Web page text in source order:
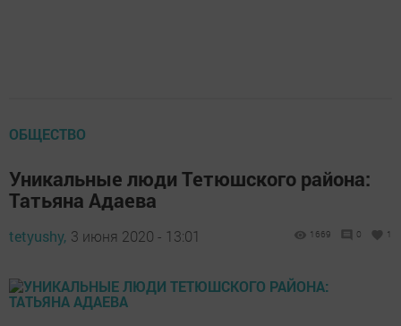
ОБЩЕСТВО
Уникальные люди Тетюшского района:
Татьяна Адаева
tetyushy, 3 июня 2020 - 13:01 1669 0 1